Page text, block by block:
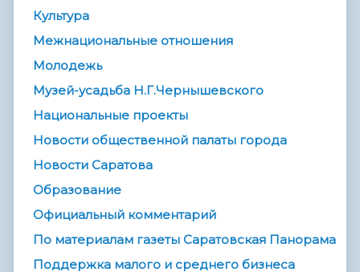
Культура
Межнациональные отношения
Молодежь
Музей-усадьба Н.Г.Чернышевского
Национальные проекты
Новости общественной палаты города
Новости Саратова
Образование
Официальный комментарий
По материалам газеты Саратовская Панорама
Поддержка малого и среднего бизнеса